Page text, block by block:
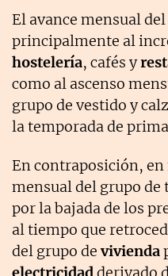
El avance mensual del
principalmente al
hostelería, cafés y
como al ascenso
grupo de vestido y
la temporada de
En contraposición,
mensual del grupo
por la bajada de los
al tiempo que
del grupo devivienda